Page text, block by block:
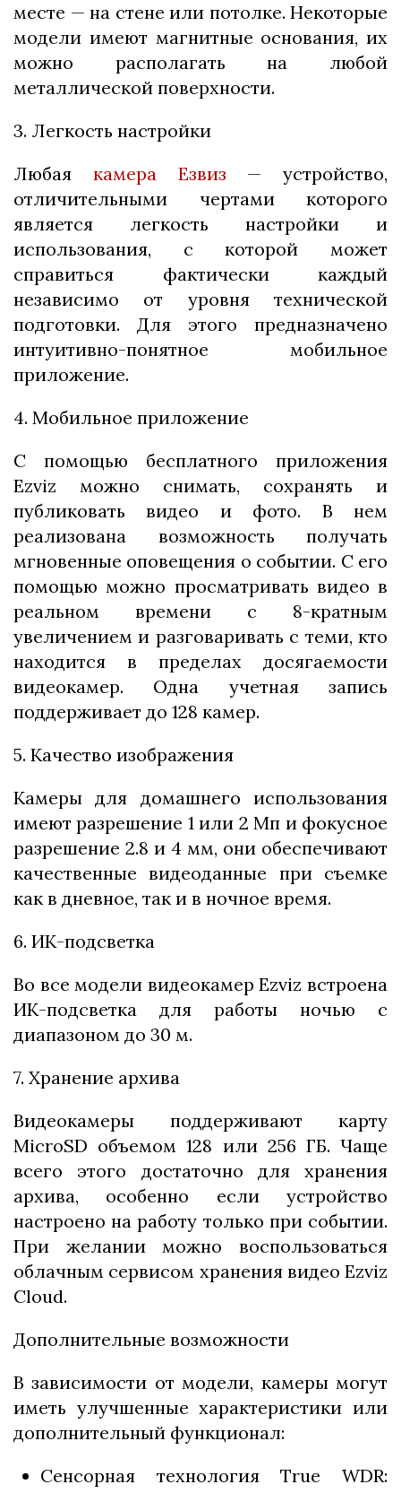
месте — на стене или потолке. Некоторые
модели имеют магнитные основания, их
можно располагать на любой
металлической поверхности.
3. Легкость настройки
Любая камера Езвиз — устройство,
отличительными чертами которого
является легкость настройки и
использования, с которой может
справиться фактически каждый
независимо от уровня технической
подготовки. Для этого предназначено
интуитивно-понятное мобильное
приложение.
4. Мобильное приложение
С помощью бесплатного приложения
Ezviz можно снимать, сохранять и
публиковать видео и фото. В нем
реализована возможность получать
мгновенные оповещения о событии. С его
помощью можно просматривать видео в
реальном времени с 8-кратным
увеличением и разговаривать с теми, кто
находится в пределах досягаемости
видеокамер. Одна учетная запись
поддерживает до 128 камер.
5. Качество изображения
Камеры для домашнего использования
имеют разрешение 1 или 2 Мп и фокусное
разрешение 2.8 и 4 мм, они обеспечивают
качественные видеоданные при съемке
как в дневное, так и в ночное время.
6. ИК-подсветка
Во все модели видеокамер Ezviz встроена
ИК-подсветка для работы ночью с
диапазоном до 30 м.
7. Хранение архива
Видеокамеры поддерживают карту
MicroSD объемом 128 или 256 ГБ. Чаще
всего этого достаточно для хранения
архива, особенно если устройство
настроено на работу только при событии.
При желании можно воспользоваться
облачным сервисом хранения видео Ezviz
Cloud.
Дополнительные возможности
В зависимости от модели, камеры могут
иметь улучшенные характеристики или
дополнительный функционал:
Сенсорная технология True WDR: